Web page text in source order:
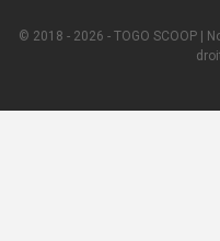
© 2018 - 2026 - TOGO SCOOP |